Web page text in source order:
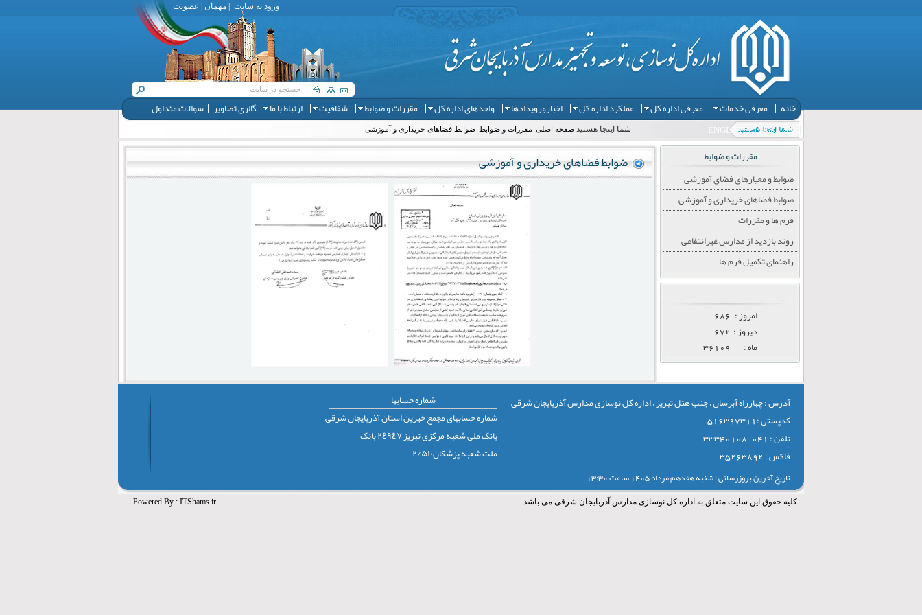
ورود به سایت مهمان عضویت
خانه معرفی خدمات معرفی اداره کل عملکرد اداره کل اخبارورویدادها واحدهای اداره کل مقررات و ضوابط شفافیت ارتباط با ما گالری تصاویر سوالات متداول
نقشه سایت ENGLISH شما اینجا هستید صفحه اصلی مقررات و ضوابط ضوابط فضاهای خریداری و آموزشی
مقررات و ضوابط
ضوابط و معیارهای فضای آموزشی
ضوابط فضاهای خریداری و آموزشی
فرم ها و مقررات
روند بازدید از مدارس غیرانتفاعی
راهنمای تکمیل فرم ها
امروز : 686
ديروز : 672
ماه :
36109
ضوابط فضاهای خریداری و آموزشی
آدرس : چهارراه آبرسان ، جنب هتل تبریز ، اداره کل نوسازی مدارس آذربایجان شرقی
کدپستی :516397311
تلفن : 041-33340108
فاکس : 35263892
شماره حسابها
شماره حسابهای مجمع خيرين استان آذربايجان شرقی
بانک ملی شعبه مرکزی تبريز ٢٤٩٤٧ بانک
ملت شعبه پزشکان٢/۵١۰
تاریخ آخرین بروزرسانی : شنبه هفدهم مرداد 1405 ساعت 13:30
کلیه حقوق این سایت متعلق به اداره کل نوسازی مدارس آذربایجان شرقی می باشد. Powered By : ITShams.ir